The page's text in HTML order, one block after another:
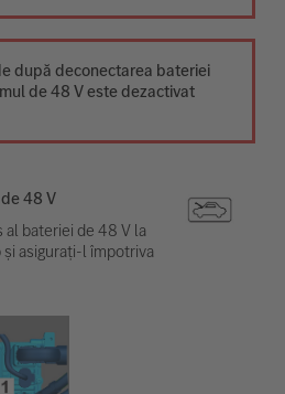
după deconectarea bateriei
de 48 V este dezactivat
48 V
al bateriei de 48 V la
asigurați-l împotriva